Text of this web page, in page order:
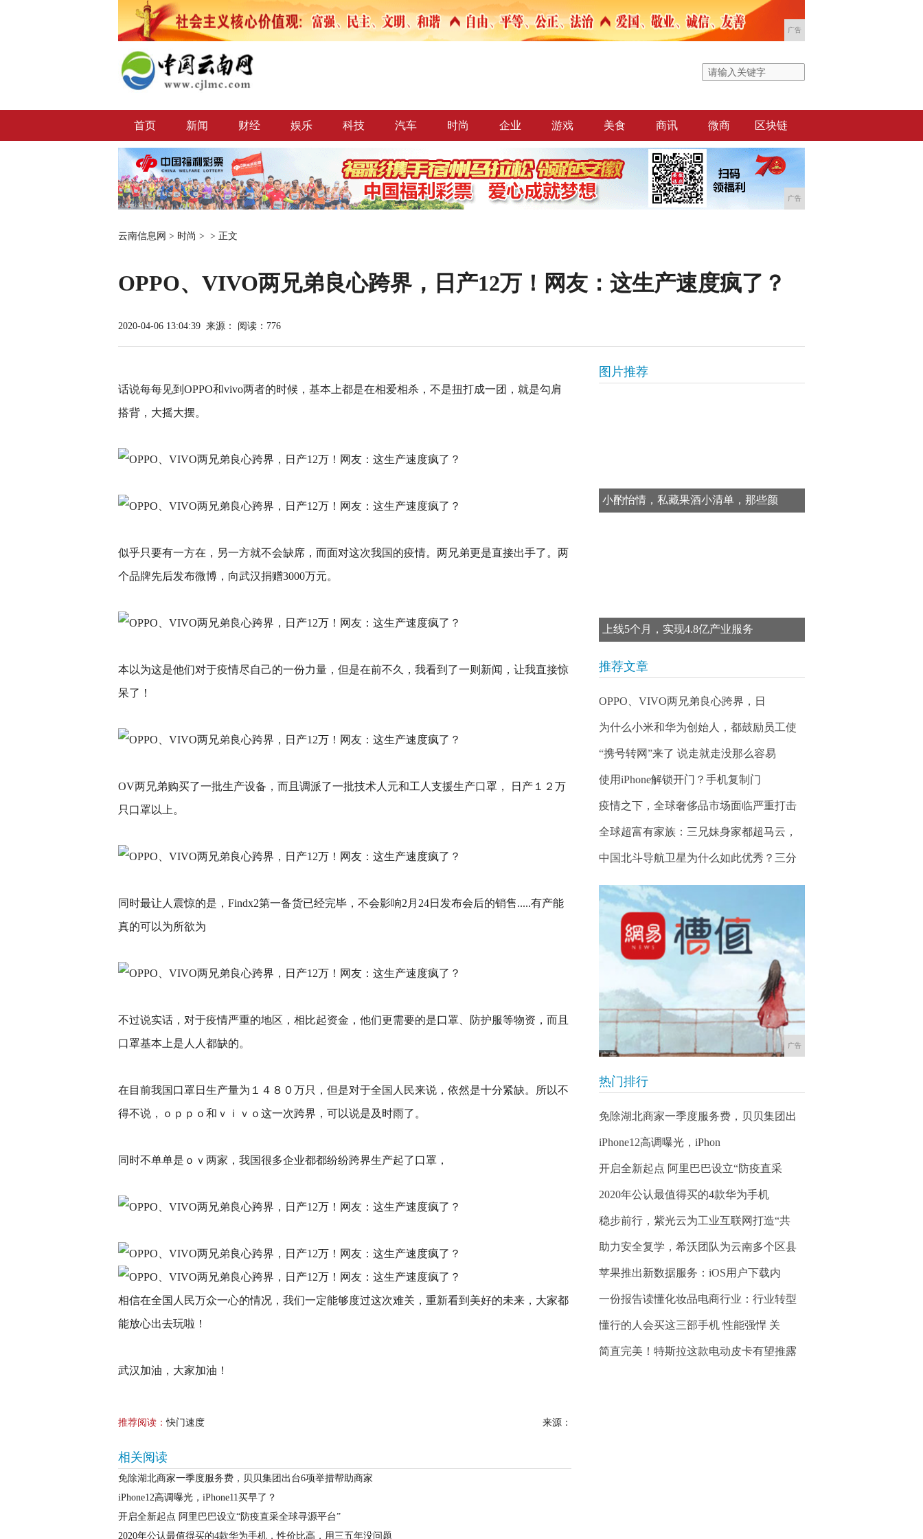
广告
首页 新闻 财经 娱乐 科技 汽车 时尚 企业 游戏 美食 商讯 微商 区块链
广告
云南信息网 > 时尚 > > 正文
OPPO、VIVO两兄弟良心跨界，日产12万！网友：这生产速度疯了？
2020-04-06 13:04:39 来源： 阅读：776
话说每每见到OPPO和vivo两者的时候，基本上都是在相爱相杀，不是扭打成一团，就是勾肩
搭背，大摇大摆。
似乎只要有一方在，另一方就不会缺席，而面对这次我国的疫情。两兄弟更是直接出手了。两
个品牌先后发布微博，向武汉捐赠3000万元。
本以为这是他们对于疫情尽自己的一份力量，但是在前不久，我看到了一则新闻，让我直接惊
呆了！
OV两兄弟购买了一批生产设备，而且调派了一批技术人元和工人支援生产口罩， 日产１２万
只口罩以上。
同时最让人震惊的是，Findx2第一备货已经完毕，不会影响2月24日发布会后的销售.....有产能
真的可以为所欲为
不过说实话，对于疫情严重的地区，相比起资金，他们更需要的是口罩、防护服等物资，而且
口罩基本上是人人都缺的。
在目前我国口罩日生产量为１４８０万只，但是对于全国人民来说，依然是十分紧缺。所以不
得不说，ｏｐｐｏ和ｖｉｖｏ这一次跨界，可以说是及时雨了。
同时不单单是ｏｖ两家，我国很多企业都都纷纷跨界生产起了口罩，
相信在全国人民万众一心的情况，我们一定能够度过这次难关，重新看到美好的未来，大家都
能放心出去玩啦！
武汉加油，大家加油！
推荐阅读：快门速度 来源：
相关阅读
免除湖北商家一季度服务费，贝贝集团出台6项举措帮助商家
iPhone12高调曝光，iPhone11买早了？
开启全新起点 阿里巴巴设立“防疫直采全球寻源平台”
2020年公认最值得买的4款华为手机，性价比高，用三五年没问题
图片推荐
小酌怡情，私藏果酒小清单，那些颜
上线5个月，实现4.8亿产业服务
推荐文章
OPPO、VIVO两兄弟良心跨界，日
为什么小米和华为创始人，都鼓励员工使
“携号转网”来了 说走就走没那么容易
使用iPhone解锁开门？手机复制门
疫情之下，全球奢侈品市场面临严重打击
全球超富有家族：三兄妹身家都超马云，
中国北斗导航卫星为什么如此优秀？三分
广告
热门排行
免除湖北商家一季度服务费，贝贝集团出
iPhone12高调曝光，iPhon
开启全新起点 阿里巴巴设立“防疫直采
2020年公认最值得买的4款华为手机
稳步前行，紫光云为工业互联网打造“共
助力安全复学，希沃团队为云南多个区县
苹果推出新数据服务：iOS用户下载内
一份报告读懂化妆品电商行业：行业转型
懂行的人会买这三部手机 性能强悍 关
简直完美！特斯拉这款电动皮卡有望推露